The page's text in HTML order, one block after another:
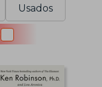
Usados